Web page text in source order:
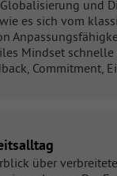
und
es sich vom
Mindset
über